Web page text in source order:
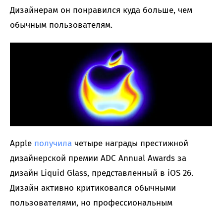
Дизайнерам он понравился куда больше, чем
обычным пользователям.
Apple получила четыре награды престижной
дизайнерской премии ADC Annual Awards за
дизайн Liquid Glass, представленный в iOS 26.
Дизайн активно критиковался обычными
пользователями, но профессиональным